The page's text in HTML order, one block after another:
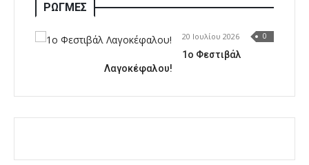
ΡΩΓΜΕΣ
20 Ιουλίου 2026 0
1o Φεστιβάλ
Λαγοκέφαλου!